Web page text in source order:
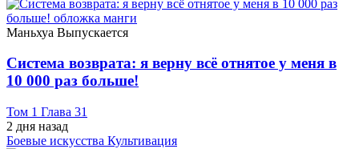
Маньхуа Выпускается
Система возврата: я верну всё отнятое у меня в
10 000 раз больше!
Том 1 Глава 31
2 дня назад
Боевые искусства Культивация